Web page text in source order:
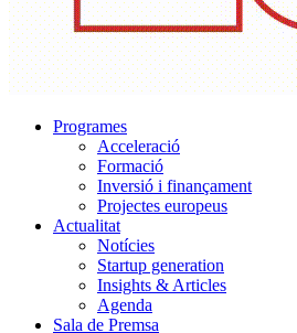
Programes
Acceleració
Formació
Inversió i finançament
Projectes europeus
Actualitat
Notícies
Startup generation
Insights & Articles
Agenda
Sala de Premsa